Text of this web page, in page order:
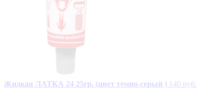
Жидкая ЛАТКА 24 25гр. (цвет темно-серый ) 140 руб.